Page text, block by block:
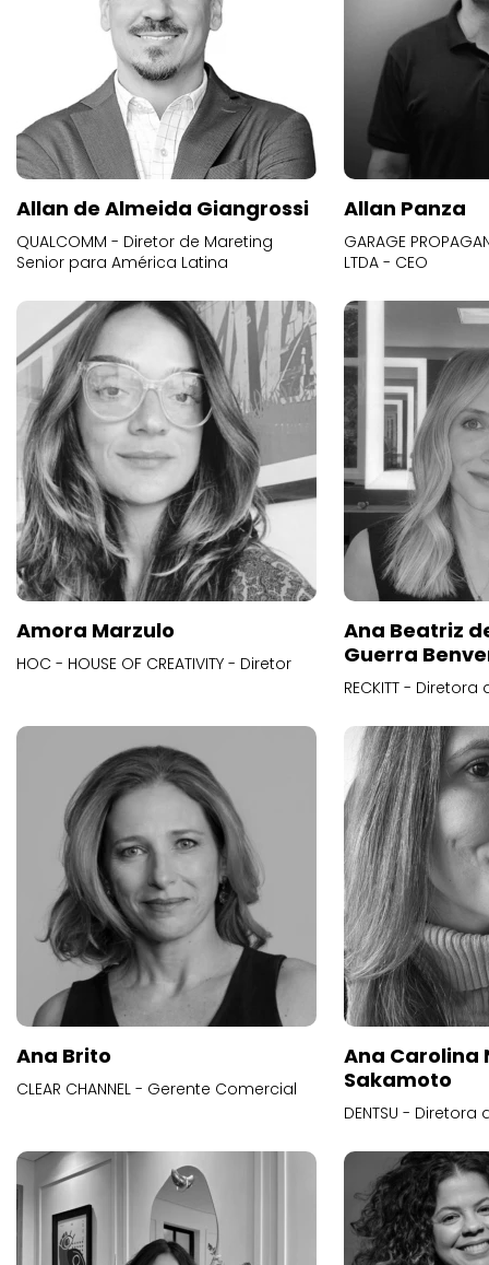
Allan de Almeida Giangrossi
QUALCOMM - Diretor de Mareting
Senior para América Latina
Allan Panza
GARAGE
LTDA - CEO
Amora Marzulo
HOC - HOUSE OF CREATIVITY - Diretor
Ana Beatriz
Guerra
RECKITT -
Ana Brito
CLEAR CHANNEL - Gerente Comercial
Ana Carolina
Sakamoto
DENTSU -